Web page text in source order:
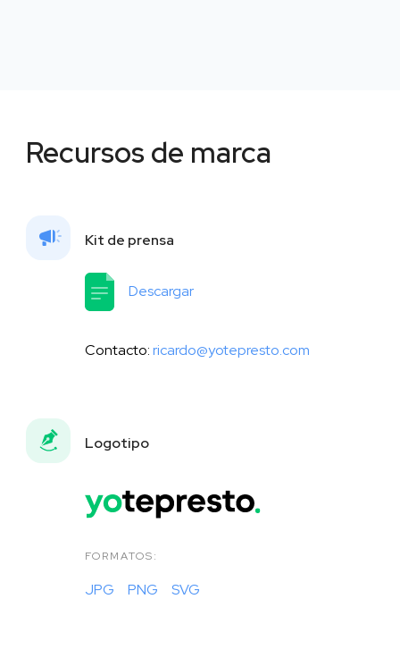
Recursos de marca
Kit de prensa
Descargar
Contacto:ricardo@yotepresto.com
Logotipo
FORMATOS:
JPG PNG SVG